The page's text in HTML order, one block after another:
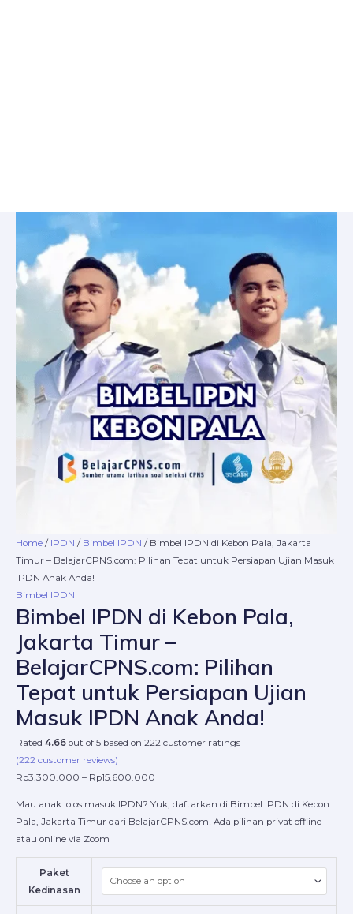
Home / IPDN / Bimbel IPDN / Bimbel IPDN di Kebon Pala, Jakarta
Timur – BelajarCPNS.com: Pilihan Tepat untuk Persiapan Ujian Masuk
IPDN Anak Anda!
Bimbel IPDN
Bimbel IPDN di Kebon Pala,
Jakarta Timur –
BelajarCPNS.com: Pilihan
Tepat untuk Persiapan Ujian
Masuk IPDN Anak Anda!
Rated 4.66 out of 5 based on 222 customer ratings
(222 customer reviews)
Rp3.300.000 – Rp15.600.000
Mau anak lolos masuk IPDN? Yuk, daftarkan di Bimbel IPDN di Kebon
Pala, Jakarta Timur dari BelajarCPNS.com! Ada pilihan privat offline
atau online via Zoom
Paket
Kedinasan
Kebon
Pala,
Jakarta
Timur
BelajarCPNS.com:
Pilihan
Tepat
untuk
Persiapan